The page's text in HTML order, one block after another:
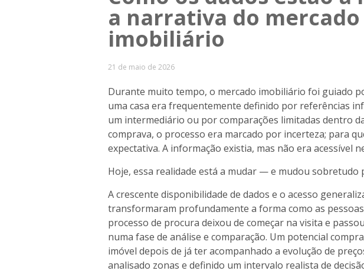
a narrativa do mercado
imobiliário
21 de maio de 2026
Durante muito tempo, o mercado imobiliário foi guiado
uma casa era frequentemente definido por referências
um intermediário ou por comparações limitadas dentro
comprava, o processo era marcado por incerteza; para
expectativa. A informação existia, mas não era acessível
Hoje, essa realidade está a mudar — e mudou sobretudo
A crescente disponibilidade de dados e o acesso
transformaram profundamente a forma como as
processo de procura deixou de começar na visita e
numa fase de análise e comparação. Um potencial
imóvel depois de já ter acompanhado a evolução de
analisado zonas e definido um intervalo realista de